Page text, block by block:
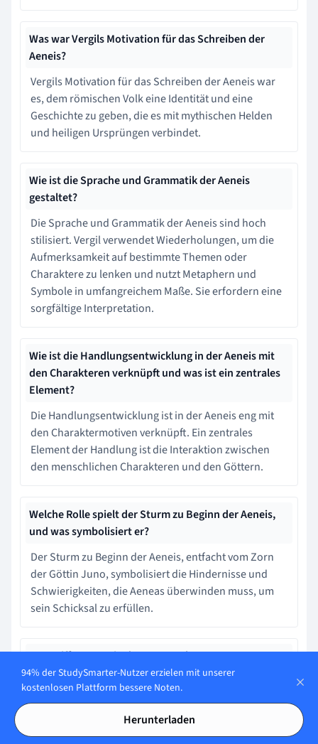
Was war Vergils Motivation für das Schreiben der
Aeneis?
Vergils Motivation für das Schreiben der Aeneis war
es, dem römischen Volk eine Identität und eine
Geschichte zu geben, die es mit mythischen Helden
und heiligen Ursprüngen verbindet.
Wie ist die Sprache und Grammatik der Aeneis
gestaltet?
Die Sprache und Grammatik der Aeneis sind hoch
stilisiert. Vergil verwendet Wiederholungen, um die
Aufmerksamkeit auf bestimmte Themen oder
Charaktere zu lenken und nutzt Metaphern und
Symbole in umfangreichem Maße. Sie erfordern eine
sorgfältige Interpretation.
Wie ist die Handlungsentwicklung in der Aeneis mit
den Charakteren verknüpft und was ist ein zentrales
Element?
Die Handlungsentwicklung ist in der Aeneis eng mit
den Charaktermotiven verknüpft. Ein zentrales
Element der Handlung ist die Interaktion zwischen
den menschlichen Charakteren und den Göttern.
Welche Rolle spielt der Sturm zu Beginn der Aeneis,
und was symbolisiert er?
Der Sturm zu Beginn der Aeneis, entfacht vom Zorn
der Göttin Juno, symbolisiert die Hindernisse und
Schwierigkeiten, die Aeneas überwinden muss, um
sein Schicksal zu erfüllen.
Wen trifft Aeneas in der Unterwelt?
Anchises
Lerne schneller mit den 16
94% der StudySmarter-Nutzer erzielen mit unserer
kostenlosen Plattform bessere Noten.
Herunterladen